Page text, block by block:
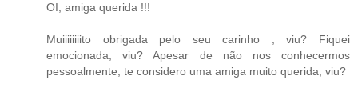
OI, amiga querida !!!
Muiiiiiiiito obrigada pelo seu carinho , viu? Fiquei
emocionada, viu? Apesar de não nos conhecermos
pessoalmente, te considero uma amiga muito querida, viu?